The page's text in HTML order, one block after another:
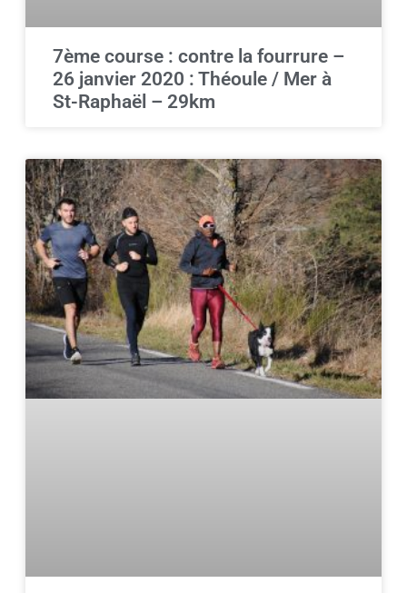
7ème course : contre la fourrure –
26 janvier 2020 : Théoule / Mer à
St-Raphaël – 29km